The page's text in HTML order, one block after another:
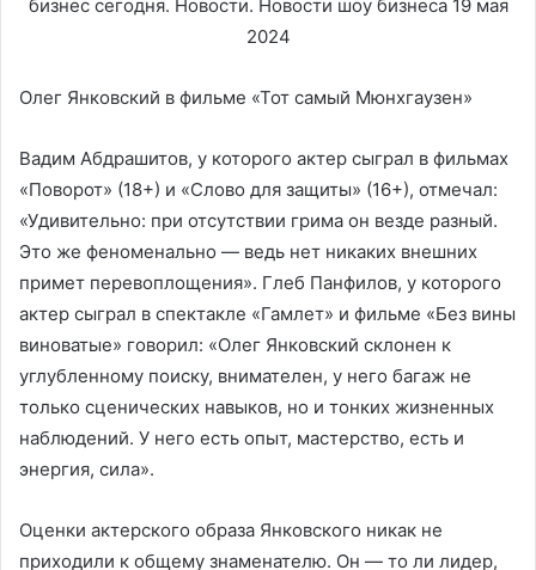
Олег Янковский в фильме «Тот самый Мюнхгаузен»
Вадим Абдрашитов, у которого актер сыграл в фильмах
«Поворот» (18+) и «Слово для защиты» (16+), отмечал:
«Удивительно: при отсутствии грима он везде разный.
Это же феноменально — ведь нет никаких внешних
примет перевоплощения». Глеб Панфилов, у которого
актер сыграл в спектакле «Гамлет» и фильме «Без вины
виноватые» говорил: «Олег Янковский склонен к
углубленному поиску, внимателен, у него багаж не
только сценических навыков, но и тонких жизненных
наблюдений. У него есть опыт, мастерство, есть и
энергия, сила».
Оценки актерского образа Янковского никак не
приходили к общему знаменателю. Он — то ли лидер,